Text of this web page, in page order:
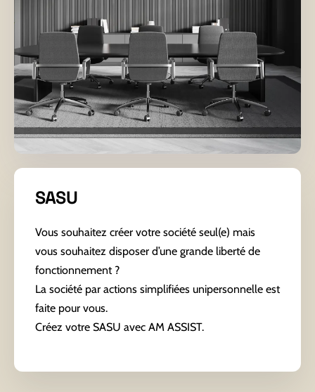
SASU
Vous souhaitez créer votre société seul(e) mais
vous souhaitez disposer d’une grande liberté de
fonctionnement ?
La société par actions simplifiées unipersonnelle est
faite pour vous.
Créez votre SASU avec AM ASSIST.